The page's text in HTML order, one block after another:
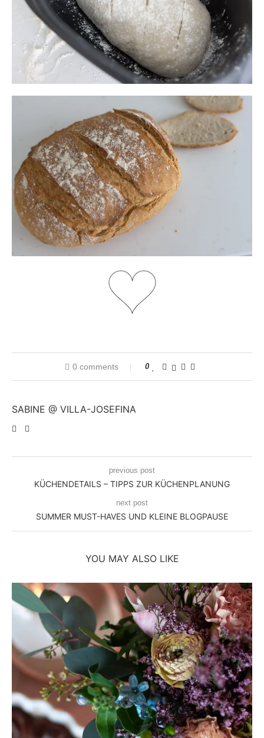
0 comments 0
SABINE @ VILLA-JOSEFINA
previous post
KÜCHENDETAILS – TIPPS ZUR KÜCHENPLANUNG
next post
SUMMER MUST-HAVES UND KLEINE BLOGPAUSE
YOU MAY ALSO LIKE